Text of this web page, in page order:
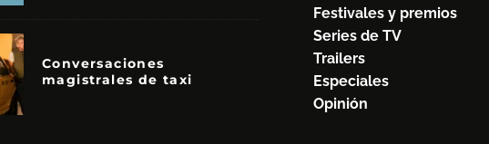
Conversaciones
magistrales de taxi
Festivales y premios
Series de TV
Trailers
Especiales
Opinión